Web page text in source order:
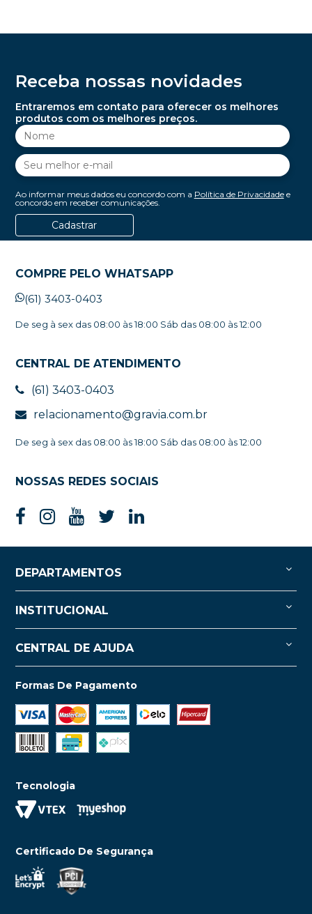
Receba nossas novidades
Entraremos em contato para oferecer os melhores
produtos com os melhores preços.
Ao informar meus dados eu concordo com a Política de Privacidadee
concordo em receber comunicações.
Cadastrar
COMPRE PELO WHATSAPP
(61) 3403-0403
De seg à sex das 08:00 às 18:00 Sáb das 08:00 às 12:00
CENTRAL DE ATENDIMENTO
(61) 3403-0403
relacionamento@gravia.com.br
De seg à sex das 08:00 às 18:00 Sáb das 08:00 às 12:00
NOSSAS REDES SOCIAIS
DEPARTAMENTOS
INSTITUCIONAL
CENTRAL DE AJUDA
Formas De Pagamento
Tecnologia
Certificado De Segurança